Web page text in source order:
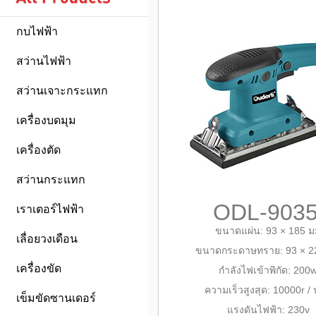
กบไฟฟ้า
สว่านไฟฟ้า
สว่านเจาะกระแทก
เครื่องบดมุม
เครื่องตัด
สว่านกระแทก
เราเตอร์ไฟฟ้า
เลื่อยวงเดือน
เครื่องขัด
เข็มขัดซานเดอร์
ODL-
ขนาดแผ่น: 93 × 185
ขนาดกระดาษทราย: 93 ×
กำลังไฟเข้าพิกัด:
ความเร็วสูงสุด: 10000r /
แรงดันไฟฟ้า: 230v